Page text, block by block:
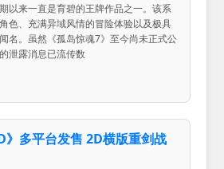
以来一直是育碧的王牌作品之一。该系
色、充满异域风情的冒险体验以及极具
名。虽然《孤岛惊魂7》至今尚未正式公
泄露消息已流传数
》多平台发售 2D横版重剑战